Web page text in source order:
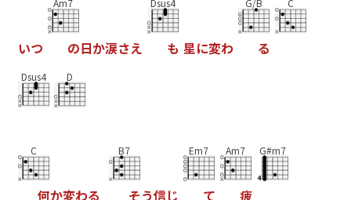
いつ
Am7
の日か涙さえ
Dsus4
も 星に変わ
G/B
る
C
Dsus4 D
C
何か変わる
B7
そう信じ
Em7
て
Am7
疲
G#m7